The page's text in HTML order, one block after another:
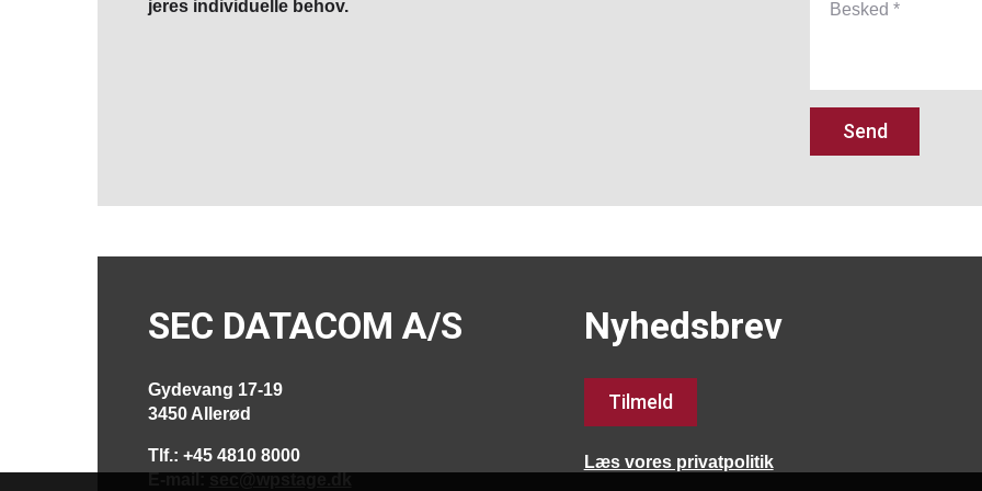
jeres individuelle behov.
Send
SEC DATACOM A/S
Gydevang 17-19
3450 Allerød
Tlf.: +45 4810 8000
Nyhedsbrev
Tilmeld
Læs vores privatpolitik